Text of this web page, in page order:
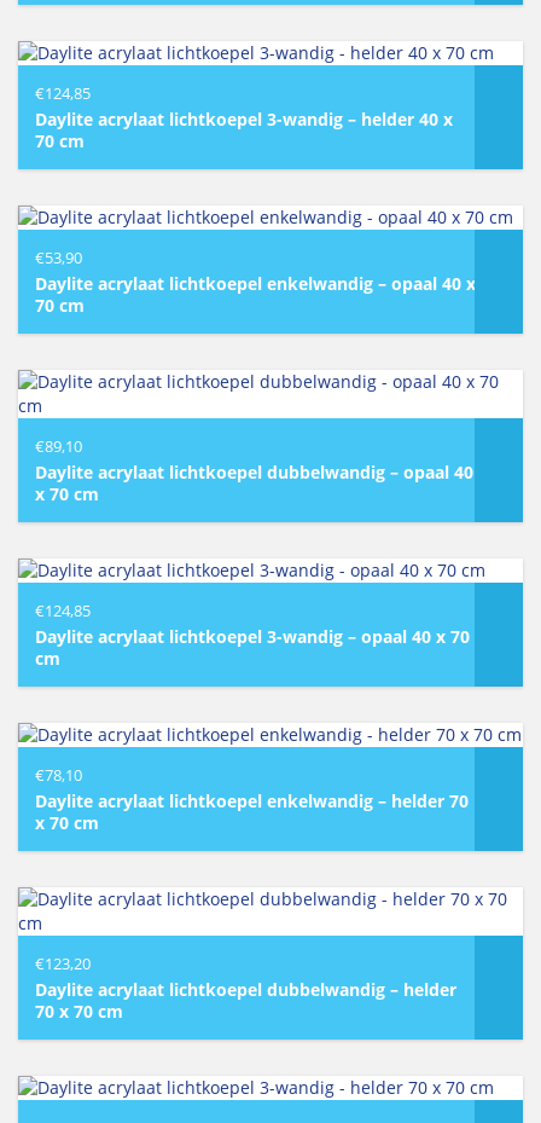
€124,85
Daylite acrylaat lichtkoepel 3-wandig – helder 40 x
70 cm
€53,90
Daylite acrylaat lichtkoepel enkelwandig – opaal 40 x
70 cm
€89,10
Daylite acrylaat lichtkoepel dubbelwandig – opaal 40
x 70 cm
€124,85
Daylite acrylaat lichtkoepel 3-wandig – opaal 40 x 70
cm
€78,10
Daylite acrylaat lichtkoepel enkelwandig – helder 70
x 70 cm
€123,20
Daylite acrylaat lichtkoepel dubbelwandig – helder
70 x 70 cm